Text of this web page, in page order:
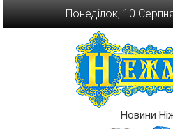
Понеділок, 10
Новини